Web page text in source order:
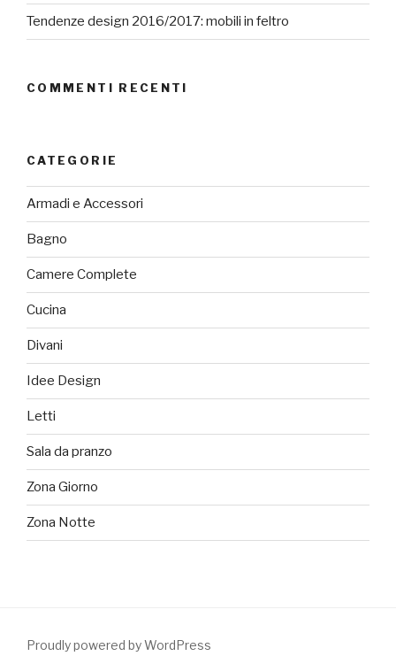
Tendenze design 2016/2017: mobili in feltro
COMMENTI RECENTI
CATEGORIE
Armadi e Accessori
Bagno
Camere Complete
Cucina
Divani
Idee Design
Letti
Sala da pranzo
Zona Giorno
Zona Notte
Proudly powered by WordPress